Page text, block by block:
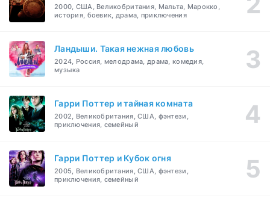
2000, США, Великобритания, Мальта, Марокко,
история, боевик, драма, приключения
Ландыши. Такая нежная любовь
2024, Россия, мелодрама, драма, комедия,
музыка
Гарри Поттер и тайная комната
2002, Великобритания, США, фэнтези,
приключения, семейный
Гарри Поттер и Кубок огня
2005, Великобритания, США, фэнтези,
приключения, семейный